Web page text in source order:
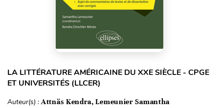
LA LITTÉRATURE AMÉRICAINE DU XXE SIÈCLE - CPGE
ET UNIVERSITÉS (LLCER)
Auteur(s) :Attnäs Kendra, Lemeunier Samantha